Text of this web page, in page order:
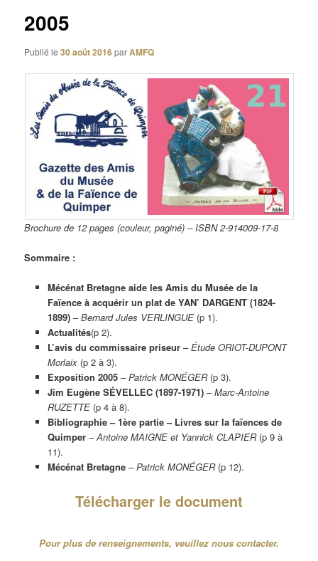
2005
Publié le30 août 2016parAMFQ
Brochure de 12 pages (couleur, paginé) – ISBN 2-914009-17-8
Sommaire :
Mécénat Bretagne aide les Amis du Musée de la
Faïence à acquérir un plat de YAN’ DARGENT (1824-
1899)–Bernard Jules VERLINGUE (p 1).
Actualités(p 2).
L’avis du commissaire priseur–Étude ORIOT-DUPONT
Morlaix(p 2 à 3).
Exposition 2005–Patrick MONÉGER (p 3).
Jim Eugène SÉVELLEC (1897-1971)–Marc-Antoine
RUZETTE(p 4 à 8).
Bibliographie – 1ère partie – Livres sur la faïences de
Quimper–Antoine MAIGNE et Yannick CLAPIER(p 9 à
11).
Mécénat Bretagne–Patrick MONÉGER(p 12).
Télécharger le document
Pour plus de renseignements, veuillez nous contacter.